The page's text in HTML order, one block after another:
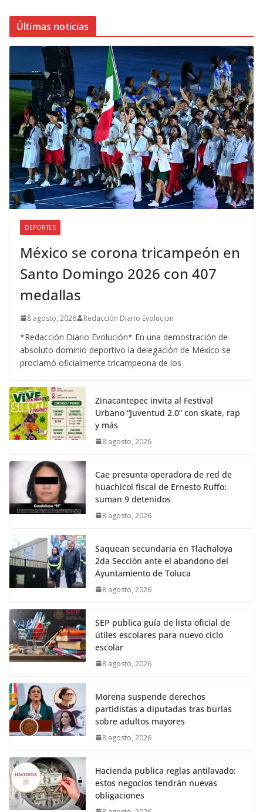
Últimas noticias
DEPORTES
México se corona tricampeón en
Santo Domingo 2026 con 407
medallas
8 agosto, 2026 Redacción Diario Evolucion
*Redacción Diario Evolución* En una demostración de
absoluto dominio deportivo la delegación de México se
proclamó oficialmente tricampeona de los
Zinacantepec invita al Festival
Urbano “Juventud 2.0” con skate, rap
y más
8 agosto, 2026
Cae presunta operadora de red de
huachicol fiscal de Ernesto Ruffo:
suman 9 detenidos
8 agosto, 2026
Saquean secundaria en Tlachaloya
2da Sección ante el abandono del
Ayuntamiento de Toluca
8 agosto, 2026
SEP publica guía de lista oficial de
útiles escolares para nuevo ciclo
escolar
8 agosto, 2026
Morena suspende derechos
partidistas a diputadas tras burlas
sobre adultos mayores
8 agosto, 2026
Hacienda publica reglas antilavado:
estos negocios tendrán nuevas
obligaciones